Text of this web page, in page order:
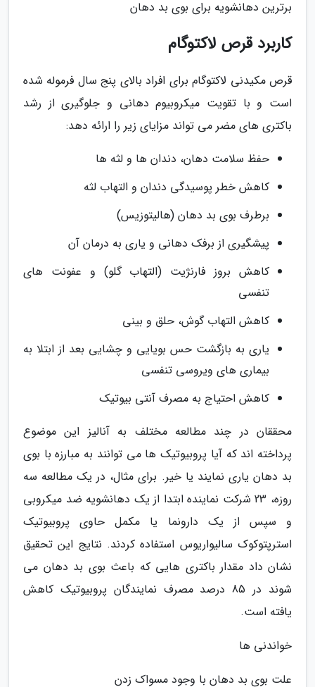
برترین دهانشویه برای بوی بد دهان
کاربرد قرص لاکتوگام
قرص مکیدنی لاکتوگام برای افراد بالای پنج سال فرموله شده
است و با تقویت میکروبیوم دهانی و جلوگیری از رشد
باکتری های مضر می تواند مزایای زیر را ارائه دهد:
حفظ سلامت دهان، دندان ها و لثه ها
کاهش خطر پوسیدگی دندان و التهاب لثه
برطرف بوی بد دهان (هالیتوزیس)
پیشگیری از برفک دهانی و یاری به درمان آن
کاهش بروز فارنژیت (التهاب گلو) و عفونت های
تنفسی
کاهش التهاب گوش، حلق و بینی
یاری به بازگشت حس بویایی و چشایی بعد از ابتلا به
بیماری های ویروسی تنفسی
کاهش احتیاج به مصرف آنتی بیوتیک
محققان در چند مطالعه مختلف به آنالیز این موضوع
پرداخته اند که آیا پروبیوتیک ها می توانند به مبارزه با بوی
بد دهان یاری نمایند یا خیر. برای مثال، در یک مطالعه سه
روزه، 23 شرکت نماینده ابتدا از یک دهانشویه ضد میکروبی
و سپس از یک دارونما یا مکمل حاوی پروبیوتیک
استرپتوکوک سالیواریوس استفاده کردند. نتایج این تحقیق
نشان داد مقدار باکتری هایی که باعث بوی بد دهان می
شوند در 85 درصد مصرف نمایندگان پروبیوتیک کاهش
یافته است.
خواندنی ها
علت بوی بد دهان با وجود مسواک زدن